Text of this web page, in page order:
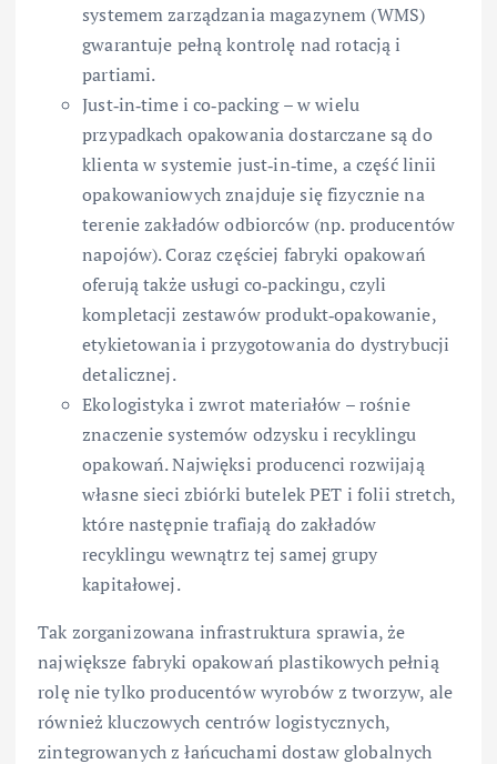
systemem zarządzania magazynem (WMS)
gwarantuje pełną kontrolę nad rotacją i
partiami.
Just‑in‑time i co‑packing – w wielu
przypadkach opakowania dostarczane są do
klienta w systemie just‑in‑time, a część linii
opakowaniowych znajduje się fizycznie na
terenie zakładów odbiorców (np. producentów
napojów). Coraz częściej fabryki opakowań
oferują także usługi co‑packingu, czyli
kompletacji zestawów produkt‑opakowanie,
etykietowania i przygotowania do dystrybucji
detalicznej.
Ekologistyka i zwrot materiałów – rośnie
znaczenie systemów odzysku i recyklingu
opakowań. Najwięksi producenci rozwijają
własne sieci zbiórki butelek PET i folii stretch,
które następnie trafiają do zakładów
recyklingu wewnątrz tej samej grupy
kapitałowej.
Tak zorganizowana infrastruktura sprawia, że
największe fabryki opakowań plastikowych pełnią
rolę nie tylko producentów wyrobów z tworzyw, ale
również kluczowych centrów logistycznych,
zintegrowanych z łańcuchami dostaw globalnych